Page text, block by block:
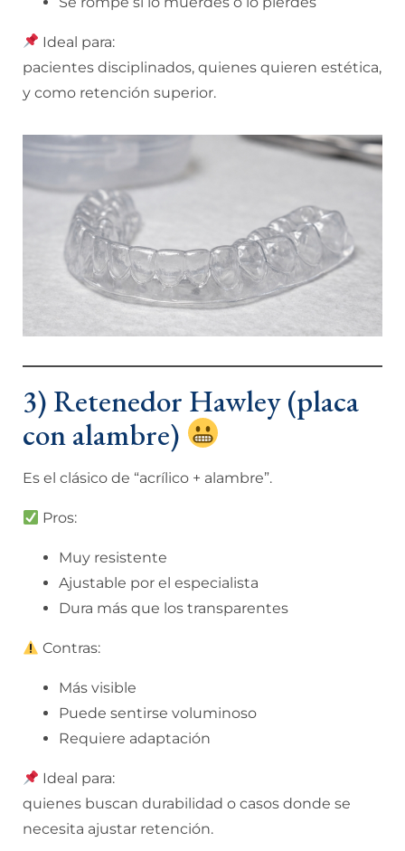
Ideal para:
pacientes disciplinados, quienes quieren estética,
y como retención superior.
3) Retenedor Hawley (placa
con alambre)
Es el clásico de “acrílico + alambre”.
Pros:
Muy resistente
Ajustable por el especialista
Dura más que los transparentes
Contras:
Más visible
Puede sentirse voluminoso
Requiere adaptación
Ideal para:
quienes buscan durabilidad o casos donde se
necesita ajustar retención.